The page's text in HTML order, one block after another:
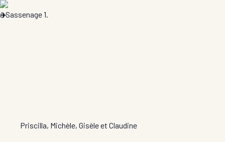
à Sassenage1.
Priscilla, Michèle, Gisèle et Claudine